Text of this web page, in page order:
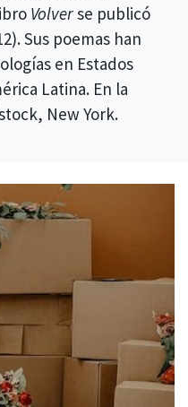
Volverse publicó
Sus poemas han
en Estados
Latina. En la
New York.